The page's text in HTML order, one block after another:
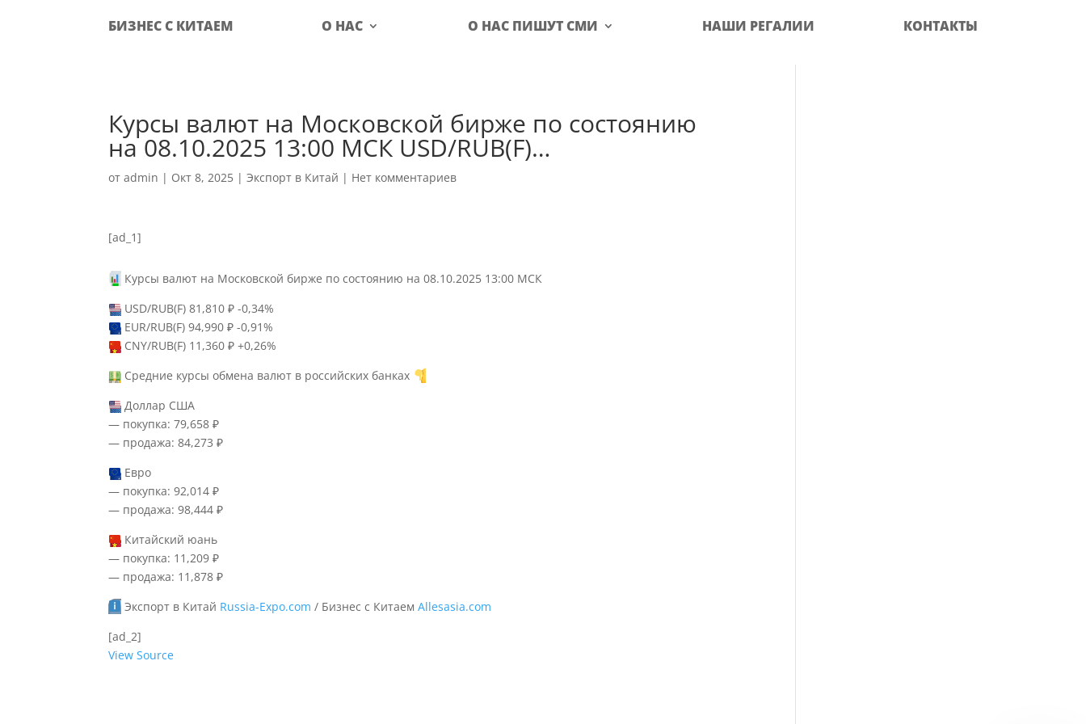
БИЗНЕС С КИТАЕМ О НАС О НАС ПИШУТ СМИ НАШИ РЕГАЛИИ КОНТАКТЫ
Курсы валют на Московской бирже по состоянию
на 08.10.2025 13:00 МСК USD/RUB(F)…
отadmin | Окт 8, 2025 |Экспорт в Китай | Нет комментариев
[ad_1]
Курсы валют на Московской бирже по состоянию на 08.10.2025 13:00 МСК
USD/RUB(F) 81,810 ₽ -0,34%
EUR/RUB(F) 94,990 ₽ -0,91%
CNY/RUB(F) 11,360 ₽ +0,26%
Средние курсы обмена валют в российских банках
Доллар США
— покупка: 79,658 ₽
— продажа: 84,273 ₽
Евро
— покупка: 92,014 ₽
— продажа: 98,444 ₽
Китайский юань
— покупка: 11,209 ₽
— продажа: 11,878 ₽
Экспорт в Китай Russia-Expo.com / Бизнес с КитаемAllesasia.com
[ad_2]
View Source